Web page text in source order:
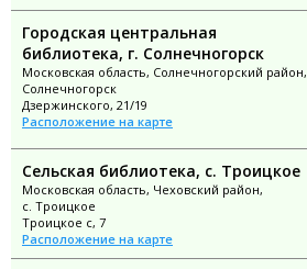
Городская центральная
библиотека, г. Солнечногорск
Московская область, Солнечногорский район,
Солнечногорск
Дзержинского, 21/19
Расположение на карте
Сельская библиотека, с. Троицкое
Московская область, Чеховский район,
с. Троицкое
Троицкое с, 7
Расположение на карте